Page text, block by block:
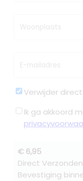
Woonplaats
E-mailadres
Verwijder
Ik ga akkoord
€ 6,95
Direct
Bevestiging